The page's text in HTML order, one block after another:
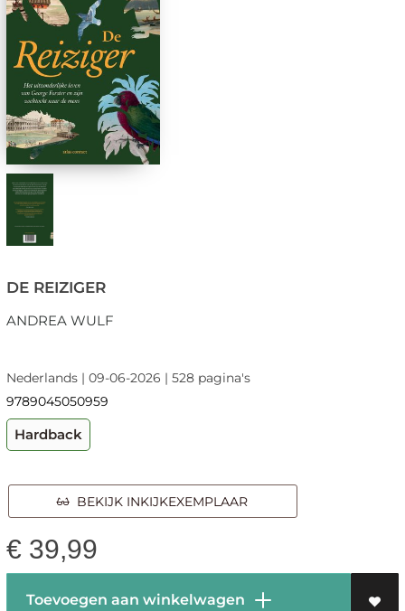
DE REIZIGER
ANDREA WULF
Nederlands | 09-06-2026 | 528 pagina's
9789045050959
Hardback
BEKIJK INKIJKEXEMPLAAR
€ 39,99
Toevoegen aan winkelwagen